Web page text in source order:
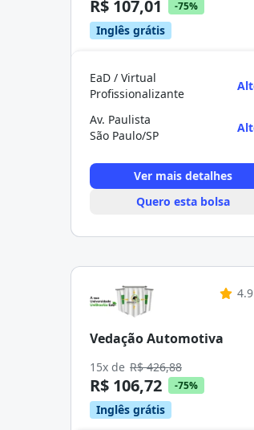
R$ 107,01 -75%
Inglês grátis
EaD / Virtual
Profissionalizante
Av. Paulista
São Paulo/SP
Ver mais detalhes
Quero esta bolsa
4.9
Vedação Automotiva
15x de R$ 426,88
R$ 106,72 -75%
Inglês grátis